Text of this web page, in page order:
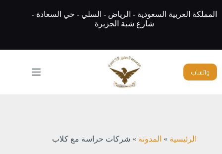
إلىالمملكة العربية السعودية - الرياض - السلي - حي السعادة -
شارع شبة الجزيرة
واتساب
الرئيسية » المدونة » شركات حراسة مع كلاب